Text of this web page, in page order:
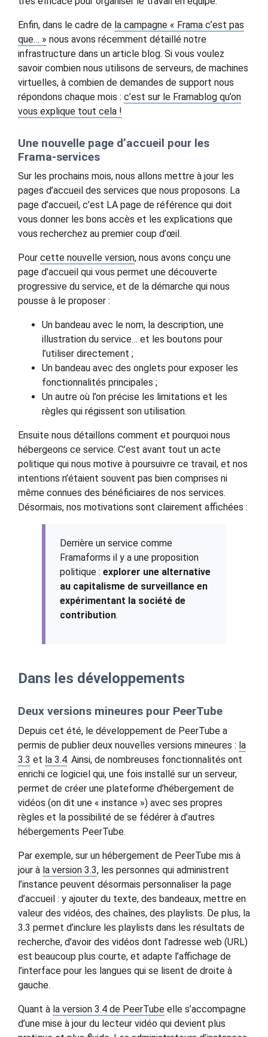
Enfin, dans le cadre de la campagne « Frama c’est pas
que… » nous avons récemment détaillé notre
infrastructure dans un article blog. Si vous voulez
savoir combien nous utilisons de serveurs, de machines
virtuelles, à combien de demandes de support nous
répondons chaque mois : c’est sur le Framablog qu’on
vous explique tout cela !
Une nouvelle page d’accueil pour les
Frama-services
Sur les prochains mois, nous allons mettre à jour les
pages d’accueil des services que nous proposons. La
page d’accueil, c’est LA page de référence qui doit
vous donner les bons accès et les explications que
vous recherchez au premier coup d’œil.
Pour cette nouvelle version, nous avons conçu une
page d’accueil qui vous permet une découverte
progressive du service, et de la démarche qui nous
pousse à le proposer :
Un bandeau avec le nom, la description, une
illustration du service… et les boutons pour
l’utiliser directement ;
Un bandeau avec des onglets pour exposer les
fonctionnalités principales ;
Un autre où l’on précise les limitations et les
règles qui régissent son utilisation.
Ensuite nous détaillons comment et pourquoi nous
hébergeons ce service. C’est avant tout un acte
politique qui nous motive à poursuivre ce travail, et nos
intentions n’étaient souvent pas bien comprises ni
même connues des bénéficiaires de nos services.
Désormais, nos motivations sont clairement affichées :
Derrière un service comme
Framaforms il y a une proposition
politique : explorer une alternative
au capitalisme de surveillance en
expérimentant la société de
contribution.
Dans les développements
Deux versions mineures pour PeerTube
Depuis cet été, le développement de PeerTube a
permis de publier deux nouvelles versions mineures : la
3.3 et la 3.4. Ainsi, de nombreuses fonctionnalités ont
enrichi ce logiciel qui, une fois installé sur un serveur,
permet de créer une plateforme d’hébergement de
vidéos (on dit une « instance ») avec ses propres
règles et la possibilité de se fédérer à d’autres
hébergements PeerTube.
Par exemple, sur un hébergement de PeerTube mis à
jour à la version 3.3, les personnes qui administrent
l’instance peuvent désormais personnaliser la page
d’accueil : y ajouter du texte, des bandeaux, mettre en
valeur des vidéos, des chaînes, des playlists. De plus, la
3.3 permet d’inclure les playlists dans les résultats de
recherche, d’avoir des vidéos dont l’adresse web (URL)
est beaucoup plus courte, et adapte l’affichage de
l’interface pour les langues qui se lisent de droite à
gauche.
Quant à la version 3.4 de PeerTube elle s’accompagne
d’une mise à jour du lecteur vidéo qui devient plus